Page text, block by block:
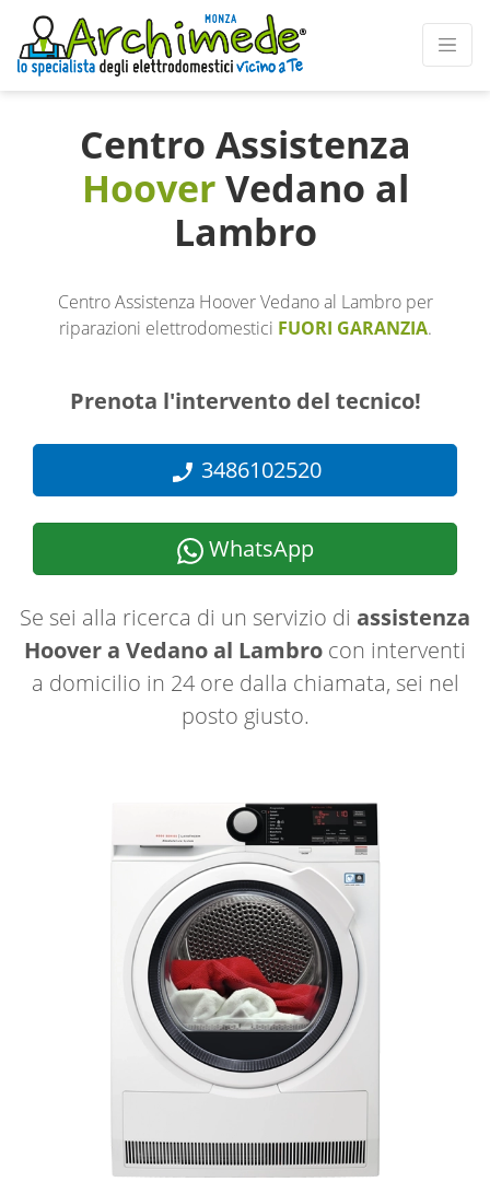
Centro Assistenza
HooverVedano al
Lambro
Centro Assistenza Hoover Vedano al Lambro per
riparazioni elettrodomestici FUORI GARANZIA.
Prenota l'intervento del tecnico!
3486102520
WhatsApp
Se sei alla ricerca di un servizio di assistenza
Hoover a Vedano al Lambro con interventi
a domicilio in 24 ore dalla chiamata, sei nel
posto giusto.